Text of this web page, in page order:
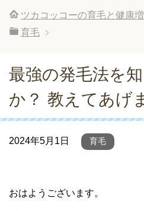
ツカコッコーの育毛と健康
育毛
最強の発毛法を
か？ 教えてあげ
2024年5月1日 育毛
おはようございます。